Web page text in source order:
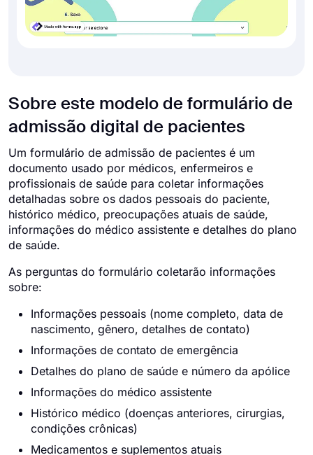
Sobre este modelo de formulário de
admissão digital de pacientes
Um formulário de admissão de pacientes é um
documento usado por médicos, enfermeiros e
profissionais de saúde para coletar informações
detalhadas sobre os dados pessoais do paciente,
histórico médico, preocupações atuais de saúde,
informações do médico assistente e detalhes do plano
de saúde.
As perguntas do formulário coletarão informações
sobre:
Informações pessoais (nome completo, data de
nascimento, gênero, detalhes de contato)
Informações de contato de emergência
Detalhes do plano de saúde e número da apólice
Informações do médico assistente
Histórico médico (doenças anteriores, cirurgias,
condições crônicas)
Medicamentos e suplementos atuais